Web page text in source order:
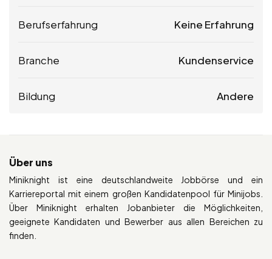
Berufserfahrung Keine Erfahrung
Branche Kundenservice
Bildung Andere
Über uns
Miniknight ist eine deutschlandweite Jobbörse und ein
Karriereportal mit einem großen Kandidatenpool für Minijobs.
Über Miniknight erhalten Jobanbieter die Möglichkeiten,
geeignete Kandidaten und Bewerber aus allen Bereichen zu
finden.